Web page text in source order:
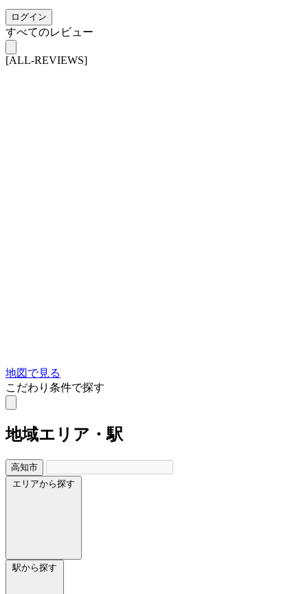
ログイン
すべてのレビュー
[ALL-REVIEWS]
地図で見る
こだわり条件で探す
地域エリア・駅
高知市
エリアから探す
駅から探す